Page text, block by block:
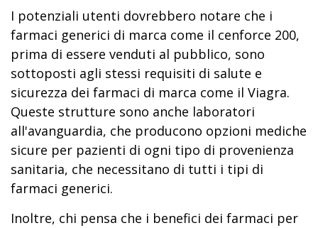
I potenziali utenti dovrebbero notare che i
farmaci generici di marca come il cenforce 200,
prima di essere venduti al pubblico, sono
sottoposti agli stessi requisiti di salute e
sicurezza dei farmaci di marca come il Viagra.
Queste strutture sono anche laboratori
all'avanguardia, che producono opzioni mediche
sicure per pazienti di ogni tipo di provenienza
sanitaria, che necessitano di tutti i tipi di
farmaci generici.
Inoltre, chi pensa che i benefici dei farmaci per